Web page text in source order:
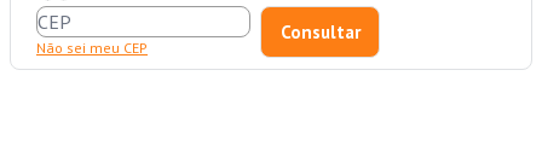
Não sei meu CEP